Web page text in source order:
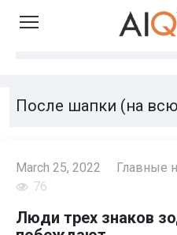
Skip
После шапки (на
March 25, 2022 Главные
76
Люди трех знаков